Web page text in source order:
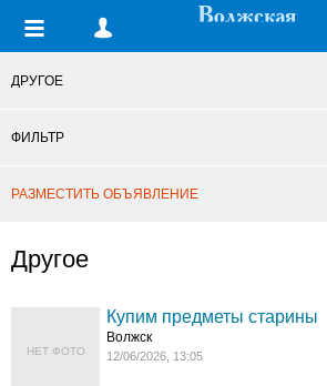
ДРУГОЕ
ФИЛЬТР
РАЗМЕСТИТЬ ОБЪЯВЛЕНИЕ
Другое
НЕТ ФОТО
Купим предметы старины
Волжск
12/06/2026, 13:05